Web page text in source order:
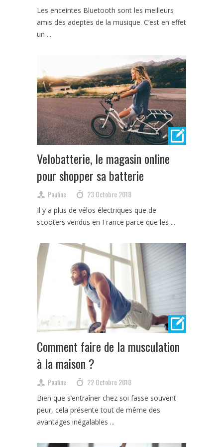
Les enceintes Bluetooth sont les meilleurs
amis des adeptes de la musique. C’est en effet
un ...
Velobatterie, le magasin online
pour shopper sa batterie
Pauline 23 Octobre 2018
Il y a plus de vélos électriques que de
scooters vendus en France parce que les ...
Comment faire de la musculation
à la maison ?
Pauline 22 Octobre 2018
Bien que s’entraîner chez soi fasse souvent
peur, cela présente tout de même des
avantages inégalables ...